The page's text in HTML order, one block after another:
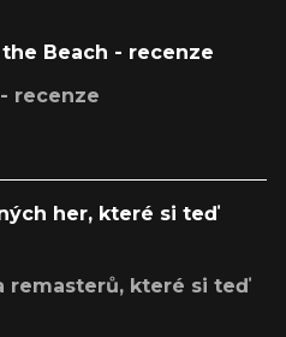
Beach - recenze
recenze
her, které si teď
remasterů, které si teď